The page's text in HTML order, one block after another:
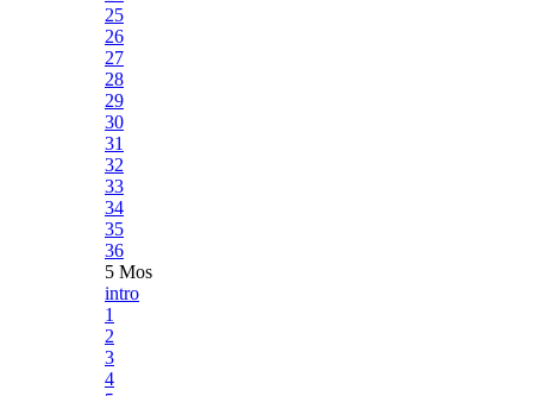
25
26
27
28
29
30
31
32
33
34
35
36
5 Mos
intro
1
2
3
4